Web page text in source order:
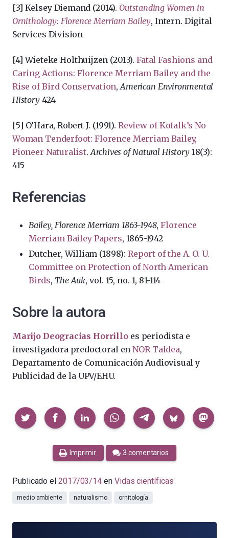
[3] Kelsey Diemand (2014). Outstanding Women in
Ornithology: Florence Merriam Bailey, Intern. Digital
Services Division
[4] Wieteke Holthuijzen (2013).Fatal Fashions and
Caring Actions: Florence Merriam Bailey and the
Rise of Bird Conservation,American Environmental
History424
[5] O’Hara, Robert J. (1991).Review of Kofalk’s No
Woman Tenderfoot: Florence Merriam Bailey,
Pioneer Naturalist. Archives of Natural History18(3):
415
Referencias
Bailey, Florence Merriam 1863-1948,Florence
Merriam Bailey Papers, 1865-1942
Dutcher, William (1898):Report of the A. O. U.
Committee on Protection of North American
Birds, The Auk, vol. 15, no. 1, 81-114
Sobre la autora
Marijo Deogracias Horrilloes periodista e
investigadora predoctoral enNOR Taldea,
Departamento de Comunicación Audiovisual y
Publicidad de la UPV/EHU.
Compartir
Imprimir 3 comentarios
Publicado el 2017/03/14 en Vidas científicas
medio ambiente naturalismo ornitología